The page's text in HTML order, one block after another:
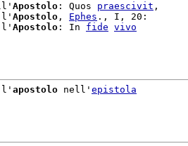
Apostolo : Quos praescivit ,
l' Apostolo , Ephes ., I, 20:
l' Apostolo : In fide vivo
apostolo nell' epistola